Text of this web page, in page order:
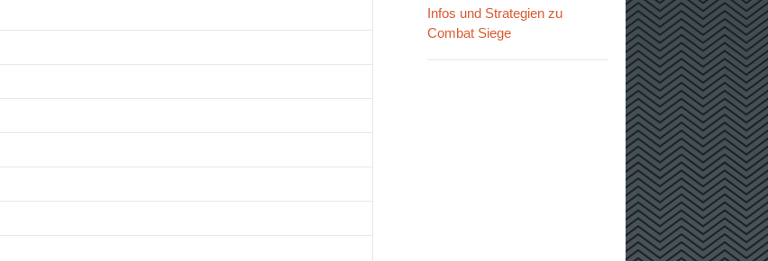
Infos und Strategien zu
Combat Siege